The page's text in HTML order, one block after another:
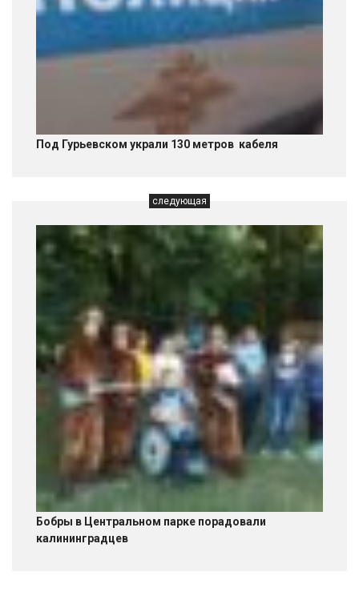
Под Гурьевском украли 130 метров кабеля
следующая
Бобры в Центральном парке порадовали
калининградцев